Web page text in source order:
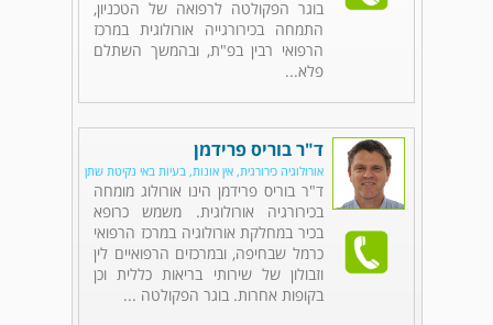
בוגר הפקולטה לרפואה של הטכניון,
התמחה בכירורגייה אורולוגית במרכז
הרפואי רבין בפ"ת, ובהמשך השתלם
פלא...
ד"ר בוריס פרידמן
אורולוגיה כירורגית, אין אונות, בעיות באי נקיטת שתן
ד"ר בוריס פרידמן הינו אורולוג מומחה
בכירורגיה אורולוגית. משמש כרופא
בכיר במחלקת אורולוגיה במרכז הרפואי
כרמל שבחיפה, ובמרכזים הרפואיים לין
וזבולון של שירותי בריאות כללית וכן
בקופות אחרות. בוגר הפקולטה ...